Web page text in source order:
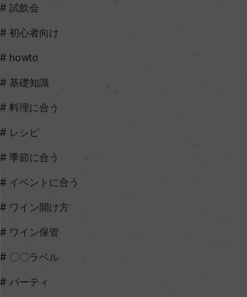
試飲会
初心者向け
howto
基礎知識
料理に合う
レシピ
季節に合う
イベントに合う
ワイン開け方
ワイン保管
〇〇ラベル
パーティ